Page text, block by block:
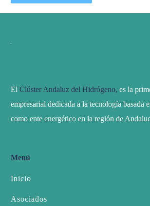
El Clúster Andaluz del Hidrógeno, es la
empresarial dedicada a la tecnología basada
como ente energético en la región de
Menú
Inicio
Asociados